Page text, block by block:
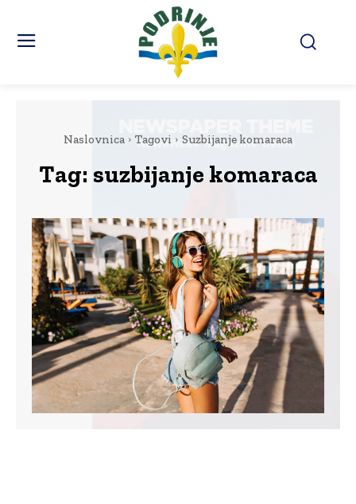
Naslovnica Tagovi Suzbijanje komaraca
Tag: suzbijanje komaraca